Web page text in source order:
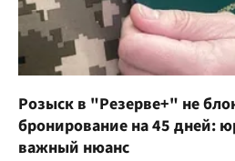
Розыск в "Резерве+" не
бронирование на 45 дней:
важный нюанс